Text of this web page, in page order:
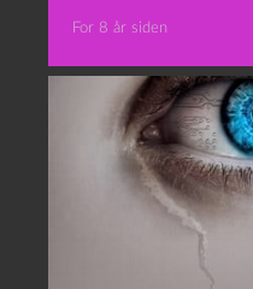
For 8 år siden